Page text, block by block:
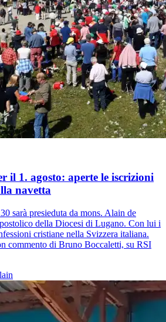
il 1. agosto: aperte le iscrizioni
navetta
sarà presieduta da mons. Alain de
della Diocesi di Lugano. Con lui i
cristiane nella Svizzera italiana.
commento di Bruno Boccaletti, su RSI